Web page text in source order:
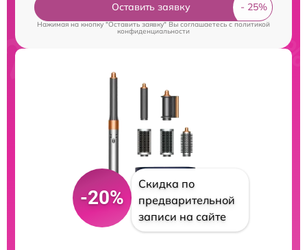
Оставить заявку
Нажимая на кнопку "Оставить заявку" Вы соглашаетесь cполитикой
конфиденциальности
-20%
Скидка по
предварительной
записи на сайте